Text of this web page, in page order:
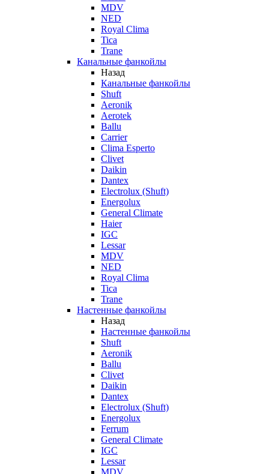
MDV
NED
Royal Clima
Tica
Trane
Канальные фанкойлы
Назад
Канальные фанкойлы
Shuft
Aeronik
Aerotek
Ballu
Carrier
Clima Esperto
Clivet
Daikin
Dantex
Electrolux (Shuft)
Energolux
General Climate
Haier
IGC
Lessar
MDV
NED
Royal Clima
Tica
Trane
Настенные фанкойлы
Назад
Настенные фанкойлы
Shuft
Aeronik
Ballu
Clivet
Daikin
Dantex
Electrolux (Shuft)
Energolux
Ferrum
General Climate
IGC
Lessar
MDV